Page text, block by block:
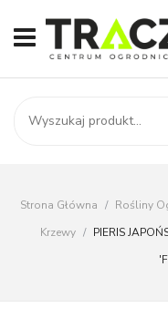
START
SKLEP
AKTUALNOŚCI
Brak
Strona Główna / Rośliny
Krzewy / PIERIS